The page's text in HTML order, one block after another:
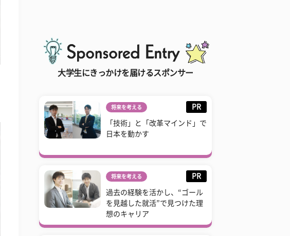
大学生にきっかけを届けるスポンサー
将来を考える PR
「技術」と「改革マインド」で
日本を動かす
将来を考える PR
過去の経験を活かし、“ゴール
を見越した就活”で見つけた理
想のキャリア